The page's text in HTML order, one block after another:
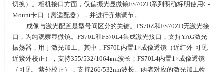
切换）。相机接口方面，仅偏振光显微镜FS70ZD系列明确标明使用C-
Mount卡口（需适配器），并进行齐焦调节。
成像与激光配置是型号间区分的关键。 FS70Z和FS70ZD无激光接
口，为纯观察显微镜。 FS70L和FS70L4集成激光接口，支持YAG激光
振荡器，用于激光加工。其中， FS70L内置1×成像透镜（近红外-可见-
近紫外校正），支持355/532/1064nm波长； FS70L4内置1×成像透镜
（可见、紫外校正），支持266/532nm波长。两者对应的激光加工物